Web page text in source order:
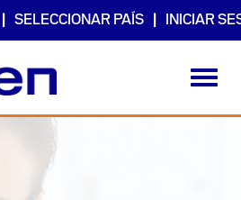
SELECCIONAR PAÍS INICIAR